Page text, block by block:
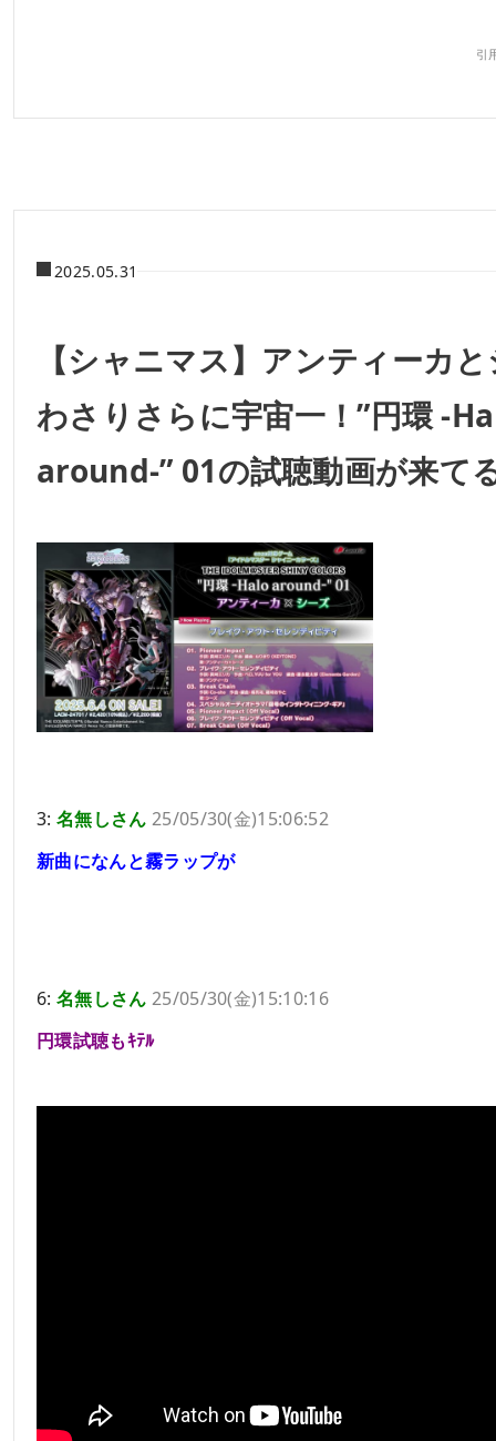
引
2025.05.31
【シャニマス】アンティーカ
わさりさらに宇宙一！”円環 -
around-” 01の試聴動画が来て
3: 名無しさん 25/05/30(金)15:06:52
新曲になんと霧ラップが
6: 名無しさん 25/05/30(金)15:10:16
円環試聴もｷﾃﾙ